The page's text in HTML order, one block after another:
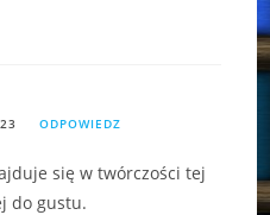
ODPOWIEDZ
się w twórczości tej
do gustu.